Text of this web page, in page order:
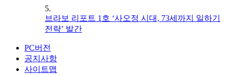
5.
브라보 리포트 1호 ‘사오정 시대, 73세까지 일하기
전략’ 발간
PC버전
공지사항
사이트맵